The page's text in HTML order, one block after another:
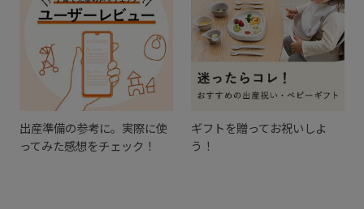
出産準備の参考に。実際に使
ってみた感想をチェック！
ギフトを贈ってお祝いしよ
う！